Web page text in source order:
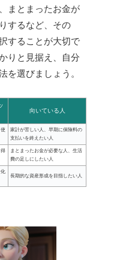
まとまったお金が
するなど、その
することが大切で
りと見据え、自分
を選びましょう。
向いている人
家計が苦しい人、早期に保険料の
支払いを終えたい人
得
まとまったお金が必要な人、生活
費の足しにしたい人
化
長期的な資産形成を目指したい人